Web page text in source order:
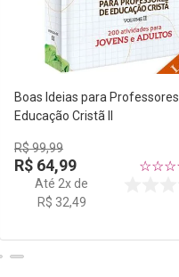
Boas Ideias para
Educação Cristã II
R$99,99
R$ 64,99
Até2x de
R$ 32,49
☆☆☆